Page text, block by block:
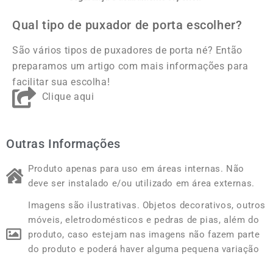
Qual tipo de puxador de porta escolher?
São vários tipos de puxadores de porta né? Então
preparamos um artigo com mais informações para
facilitar sua escolha!
Clique aqui
Outras Informações
Produto apenas para uso em áreas internas. Não
deve ser instalado e/ou utilizado em área externas.
Imagens são ilustrativas. Objetos decorativos, outros
móveis, eletrodomésticos e pedras de pias, além do
produto, caso estejam nas imagens não fazem parte
do produto e poderá haver alguma pequena variação